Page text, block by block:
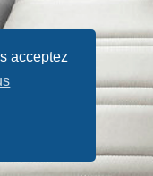
acceptez